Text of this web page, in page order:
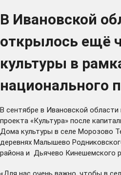
В Ивановской
открылось ещё
культуры в
национального
В сентябре в Ивановской области
проекта «Культура» после
Дома культуры в селе Морозово
деревнях Малышево
района и Дьячево Кинешемского